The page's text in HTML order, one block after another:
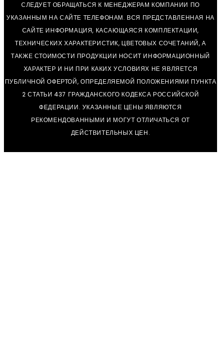
СЛЕДУЕТ ОБРАЩАТЬСЯ К МЕНЕДЖЕРАМ КОМПАНИИ ПО
УКАЗАННЫМ НА САЙТЕ ТЕЛЕФОНАМ. ВСЯ ПРЕДСТАВЛЕННАЯ НА
САЙТЕ ИНФОРМАЦИЯ, КАСАЮЩАЯСЯ КОМПЛЕКТАЦИИ,
ТЕХНИЧЕСКИХ ХАРАКТЕРИСТИК, ЦВЕТОВЫХ СОЧЕТАНИЙ, А
ТАКЖЕ СТОИМОСТИ ПРОДУКЦИИ НОСИТ ИНФОРМАЦИОННЫЙ
ХАРАКТЕР И НИ ПРИ КАКИХ УСЛОВИЯХ НЕ ЯВЛЯЕТСЯ
ПУБЛИЧНОЙ ОФЕРТОЙ, ОПРЕДЕЛЯЕМОЙ ПОЛОЖЕНИЯМИ ПУНКТА
2 СТАТЬИ 437 ГРАЖДАНСКОГО КОДЕКСА РОССИЙСКОЙ
ФЕДЕРАЦИИ. УКАЗАННЫЕ ЦЕНЫ ЯВЛЯЮТСЯ
РЕКОМЕНДОВАННЫМИ И МОГУТ ОТЛИЧАТЬСЯ ОТ
ДЕЙСТВИТЕЛЬНЫХ ЦЕН.